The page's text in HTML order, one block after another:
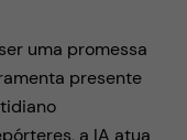
uma promessa
presente
a IA atua